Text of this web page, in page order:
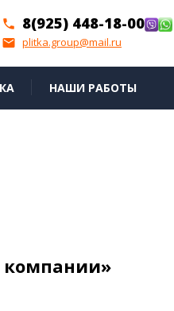
phone 8(925) 448-18-00
email plitka.group@mail.ru
НАШИ РАБОТЫ
компании»